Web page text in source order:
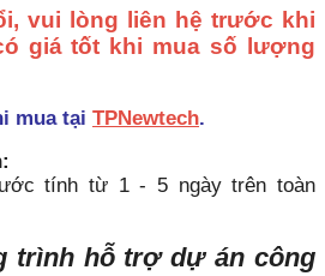
vui lòng liên hệ trước khi
giá tốt khi mua số lượng
mua tại TPNewtech.
tính từ 1 - 5 ngày trên toàn
trình hỗ trợ dự án công